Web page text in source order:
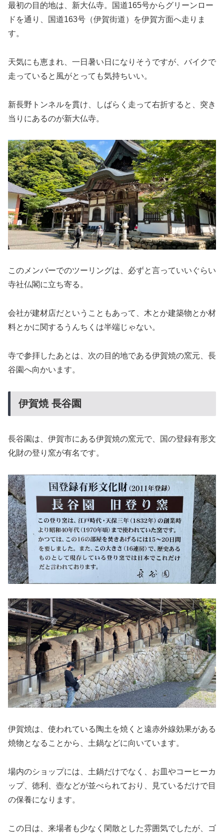
最初の目的地は、新大仏寺。国道165号からグリーンロー
ドを通り、国道163号（伊賀街道）を伊賀方面へ走りま
す。
天気にも恵まれ、一日暑い日になりそうですが、バイクで
走っていると風がとっても気持ちいい。
新長野トンネルを貫け、しばらく走って右折すると、突き
当りにあるのが新大仏寺。
このメンバーでのツーリングは、必ずと言っていいぐらい
寺社仏閣に立ち寄る。
会社が建材店だということもあって、木とか建築物とか材
料とかに関するうんちくは半端じゃない。
寺で参拝したあとは、次の目的地である伊賀焼の窯元、長
谷園へ向かいます。
伊賀焼 長谷園
長谷園は、伊賀市にある伊賀焼の窯元で、国の登録有形文
化財の登り窯が有名です。
伊賀焼は、使われている陶土を焼くと遠赤外線効果がある
焼物となることから、土鍋などに向いています。
場内のショップには、土鍋だけでなく、お皿やコーヒーカ
ップ、徳利、壺などが並べられており、見ているだけで目
の保養になります。
この日は、来場者も少なく閑散とした雰囲気でしたが、ゴ